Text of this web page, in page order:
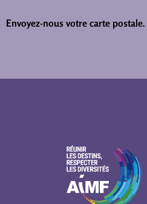
Envoyez-nous votre carte postale.